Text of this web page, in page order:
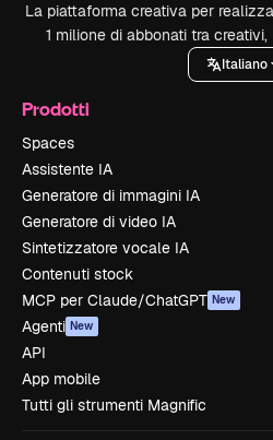
La piattaforma creativa per
1 milione di abbonati tra
Italiano
Prodotti
Spaces
Assistente IA
Generatore di immagini IA
Generatore di video IA
Sintetizzatore vocale IA
Contenuti stock
MCP per Claude/ChatGPT New
Agenti New
API
App mobile
Tutti gli strumenti Magnific